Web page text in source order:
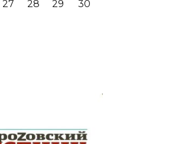
27 28 29
30